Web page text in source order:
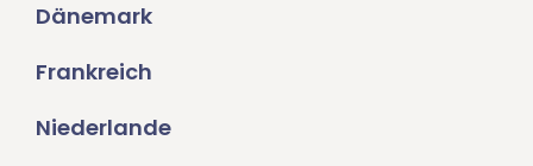
Dänemark
Frankreich
Niederlande